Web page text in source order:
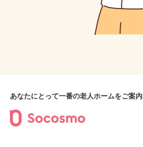
あなたにとって一番の老人ホームをご案内